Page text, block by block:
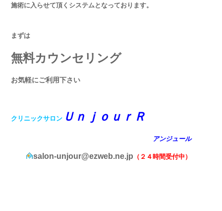
施術に入らせて頂くシステムとなっております。
まずは
無料カウンセリング
お気軽にご利用下さい
クリニックサロン ＵｎｊｏｕｒＲ
アンジュール
salon-unjour@ezweb.ne.jp （２４時間受付中）